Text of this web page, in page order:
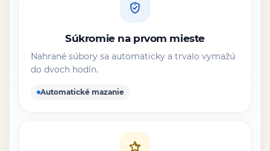
Súkromie na prvom mieste
Nahrané súbory sa automaticky a trvalo vymažú
do dvoch hodín.
Automatické mazanie